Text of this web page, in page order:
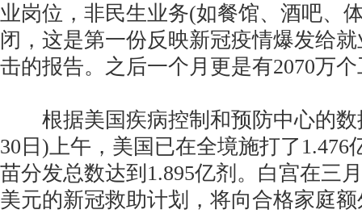
业岗位，非民生业务(如餐馆、酒吧、
闭，这是第一份反映新冠疫情爆发给
击的报告。之后一个月更是有2070万
根据美国疾病控制和预防中心的数
30日)上午，美国已在全境施打了1.476
苗分发总数达到1.895亿剂。白宫在三
美元的新冠救助计划，将向合格家庭